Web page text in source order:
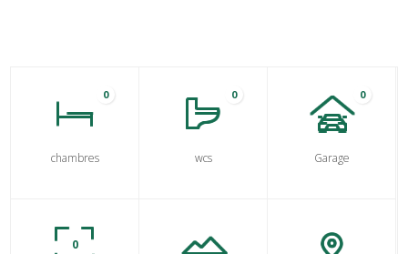
0
chambres
0
wcs
0
Garage
0